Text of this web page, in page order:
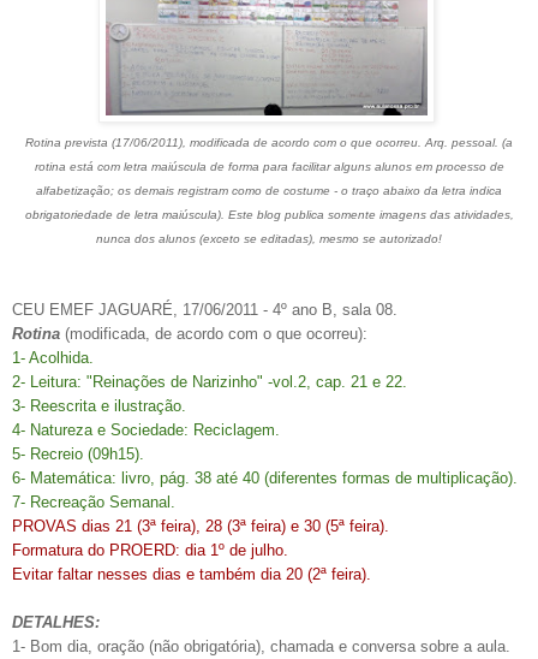
Rotina prevista (17/06/2011), modificada de acordo com o que ocorreu. Arq. pessoal. (a
rotina está com letra maiúscula de forma para facilitar alguns alunos em processo de
alfabetização; os demais registram como de costume - o traço abaixo da letra indica
obrigatoriedade de letra maiúscula). Este blog publica somente imagens das atividades,
nunca dos alunos (exceto se editadas), mesmo se autorizado!
CEU EMEF JAGUARÉ, 17/06/2011 - 4º ano B, sala 08.
Rotina (modificada, de acordo com o que ocorreu):
1- Acolhida.
2- Leitura: "Reinações de Narizinho" -vol.2, cap. 21 e 22.
3- Reescrita e ilustração.
4- Natureza e Sociedade: Reciclagem.
5- Recreio (09h15).
6- Matemática: livro, pág. 38 até 40 (diferentes formas de multiplicação).
7- Recreação Semanal.
PROVAS dias 21 (3ª feira), 28 (3ª feira) e 30 (5ª feira).
Formatura do PROERD: dia 1º de julho.
Evitar faltar nesses dias e também dia 20 (2ª feira).
DETALHES:
1- Bom dia, oração (não obrigatória), chamada e conversa sobre a aula.